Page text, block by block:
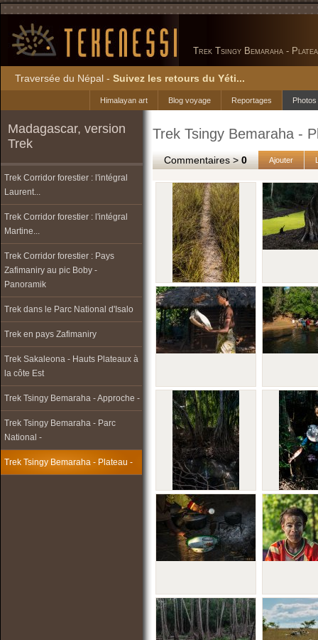
Trek Tsingy Bemaraha -
Traversée du Népal - Suivez les retours du Yéti...
Photos
Reportages
Blog voyage
Himalayan art
Madagascar, version
Trek
Trek Corridor forestier : l'intégral
Laurent...
Trek Corridor forestier : l'intégral
Martine...
Trek Corridor forestier : Pays
Zafimaniry au pic Boby -
Panoramik
Trek dans le Parc National d'Isalo
Trek en pays Zafimaniry
Trek Sakaleona - Hauts Plateaux à
la côte Est
Trek Tsingy Bemaraha - Approche -
Trek Tsingy Bemaraha - Parc
National -
Trek Tsingy Bemaraha - Plateau -
Trek Tsingy Bemaraha -
Commentaires >0 Ajouter